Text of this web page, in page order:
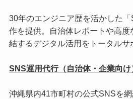
30年のエンジニア歴を活かした
作を提供。自治体レポートや高度
結するデジタル活用をトータルサ
SNS運用代行（自治体・企業向け
沖縄県内41市町村の公式SNSを